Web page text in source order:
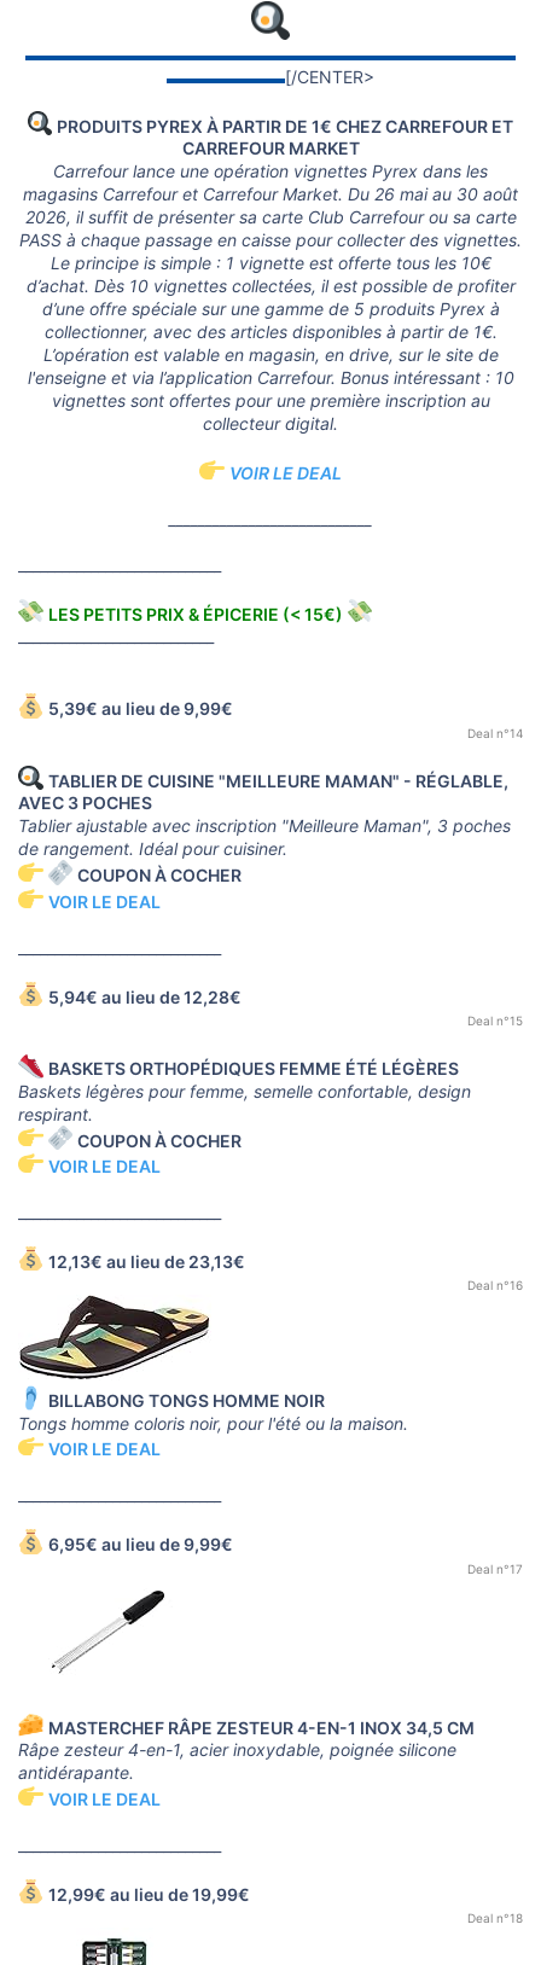
▬▬▬▬▬▬▬▬▬▬▬▬▬▬▬▬▬▬▬▬▬▬▬▬▬▬▬▬▬
▬▬▬▬▬▬▬[/CENTER>
PRODUITS PYREX À PARTIR DE 1€ CHEZ CARREFOUR ET
CARREFOUR MARKET
Carrefour lance une opération vignettes Pyrex dans les
magasins Carrefour et Carrefour Market. Du 26 mai au 30 août
2026, il suffit de présenter sa carte Club Carrefour ou sa carte
PASS à chaque passage en caisse pour collecter des vignettes.
Le principe is simple : 1 vignette est offerte tous les 10€
d’achat. Dès 10 vignettes collectées, il est possible de profiter
d’une offre spéciale sur une gamme de 5 produits Pyrex à
collectionner, avec des articles disponibles à partir de 1€.
L’opération est valable en magasin, en drive, sur le site de
l'enseigne et via l’application Carrefour. Bonus intéressant : 10
vignettes sont offertes pour une première inscription au
collecteur digital.
VOIR LE DEAL
LES PETITS PRIX & ÉPICERIE (< 15€)
5,39€ au lieu de 9,99€
Deal n°14
TABLIER DE CUISINE "MEILLEURE MAMAN" - RÉGLABLE,
AVEC 3 POCHES
Tablier ajustable avec inscription "Meilleure Maman", 3 poches
de rangement. Idéal pour cuisiner.
COUPON À COCHER
VOIR LE DEAL
5,94€ au lieu de 12,28€
Deal n°15
BASKETS ORTHOPÉDIQUES FEMME ÉTÉ LÉGÈRES
Baskets légères pour femme, semelle confortable, design
respirant.
COUPON À COCHER
VOIR LE DEAL
12,13€ au lieu de 23,13€
Deal n°16
BILLABONG TONGS HOMME NOIR
Tongs homme coloris noir, pour l'été ou la maison.
VOIR LE DEAL
6,95€ au lieu de 9,99€
Deal n°17
MASTERCHEF RÂPE ZESTEUR 4-EN-1 INOX 34,5 CM
Râpe zesteur 4-en-1, acier inoxydable, poignée silicone
antidérapante.
VOIR LE DEAL
12,99€ au lieu de 19,99€
Deal n°18